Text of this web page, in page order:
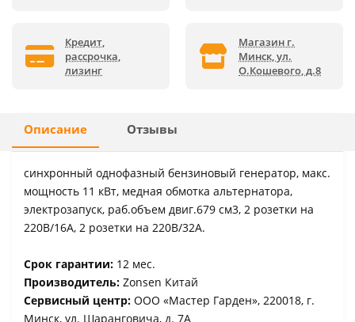
Кредит,
рассрочка,
лизинг
Магазин г.
Минск, ул.
О.Кошевого, д.8
Описание Отзывы
синхронный однофазный бензиновый генератор, макс.
мощность 11 кВт, медная обмотка альтернатора,
электрозапуск, раб.объем двиг.679 см3, 2 розетки на
220В/16А, 2 розетки на 220В/32А.
Срок гарантии: 12 мес.
Производитель: Zonsen Китай
Сервисный центр: ООО «Мастер Гарден», 220018, г.
Минск, ул. Шаранговича, д. 7А